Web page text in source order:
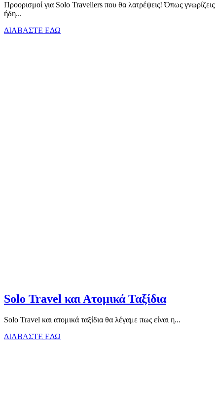
Προορισμοί για Solo Travellers που θα λατρέψεις! Όπως γνωρίζεις
ήδη...
ΔΙΑΒΑΣΤΕ ΕΔΩ
Solo Travel και Ατομικά Ταξίδια
Solo Travel και ατομικά ταξίδια θα λέγαμε πως είναι η...
ΔΙΑΒΑΣΤΕ ΕΔΩ